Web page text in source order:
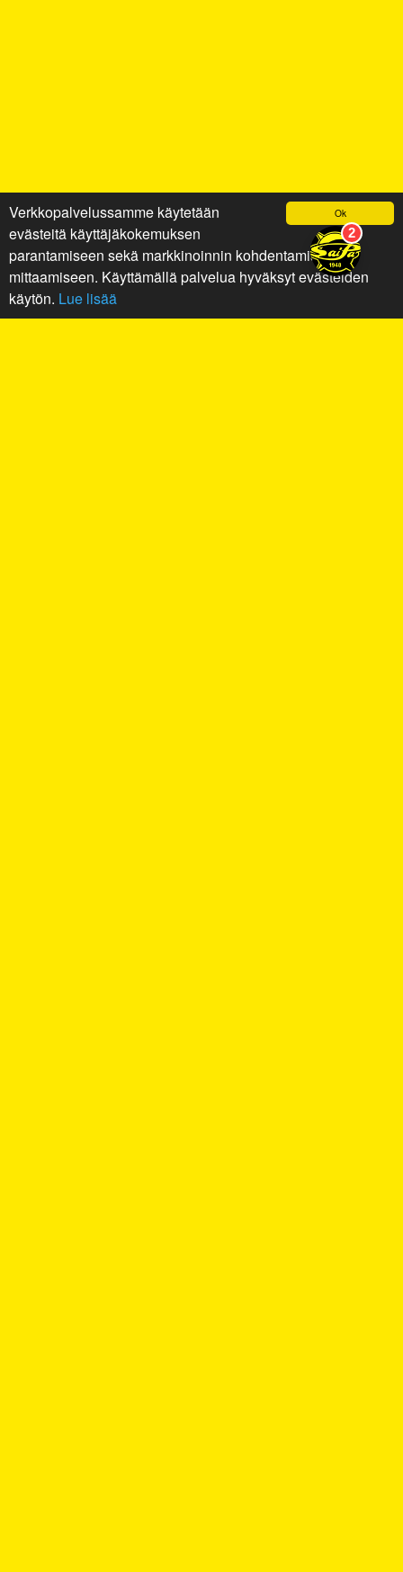
Ok
Verkkopalvelussamme käytetään
evästeitä käyttäjäkokemuksen
parantamiseen sekä markkinoinnin kohdentamiseen ja
mittaamiseen. Käyttämällä palvelua hyväksyt evästeiden
käytön. Lue lisää